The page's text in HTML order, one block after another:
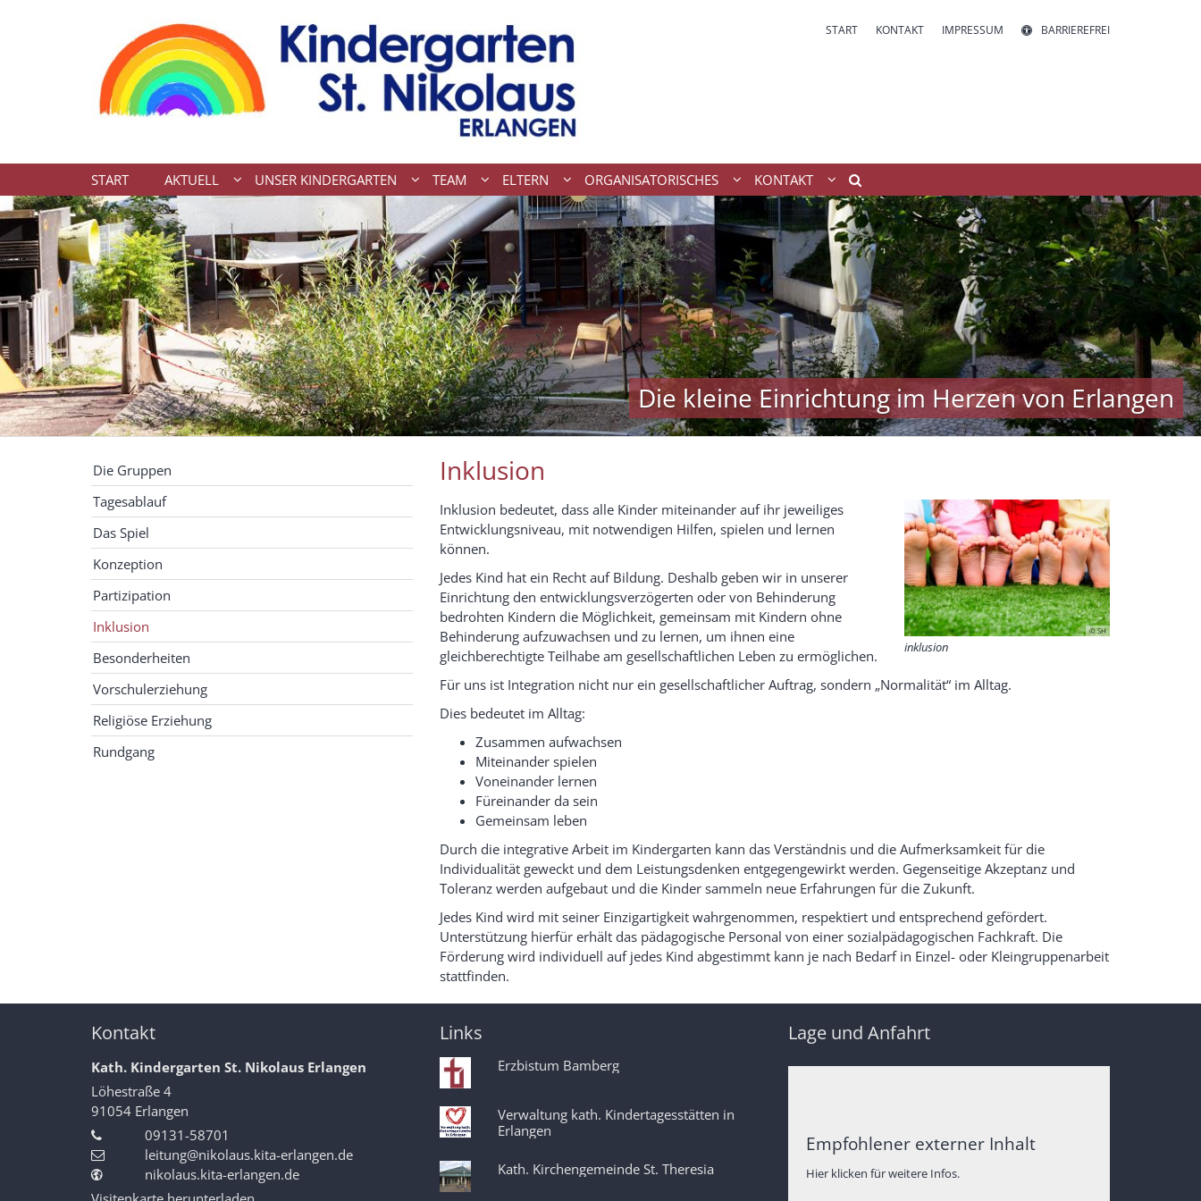
START KONTAKT IMPRESSUM BARRIEREFREI
START AKTUELL UNSER KINDERGARTEN TEAM ELTERN ORGANISATORISCHES KONTAKT
Die kleine Einrichtung im Herzen von Erlangen
Inklusion
© SH
inklusion
Inklusion bedeutet, dass alle Kinder miteinander auf ihr jeweiliges
Entwicklungsniveau, mit notwendigen Hilfen, spielen und lernen
können.
Jedes Kind hat ein Recht auf Bildung. Deshalb geben wir in unserer
Einrichtung den entwicklungsverzögerten oder von Behinderung
bedrohten Kindern die Möglichkeit, gemeinsam mit Kindern ohne
Behinderung aufzuwachsen und zu lernen, um ihnen eine
gleichberechtigte Teilhabe am gesellschaftlichen Leben zu ermöglichen.
Für uns ist Integration nicht nur ein gesellschaftlicher Auftrag, sondern „Normalität“ im Alltag.
Dies bedeutet im Alltag:
Zusammen aufwachsen
Miteinander spielen
Voneinander lernen
Füreinander da sein
Gemeinsam leben
Durch die integrative Arbeit im Kindergarten kann das Verständnis und die Aufmerksamkeit für die
Individualität geweckt und dem Leistungsdenken entgegengewirkt werden. Gegenseitige Akzeptanz und
Toleranz werden aufgebaut und die Kinder sammeln neue Erfahrungen für die Zukunft.
Jedes Kind wird mit seiner Einzigartigkeit wahrgenommen, respektiert und entsprechend gefördert.
Unterstützung hierfür erhält das pädagogische Personal von einer sozialpädagogischen Fachkraft. Die
Förderung wird individuell auf jedes Kind abgestimmt kann je nach Bedarf in Einzel- oder Kleingruppenarbeit
stattfinden.
Die Gruppen
Tagesablauf
Das Spiel
Konzeption
Partizipation
Inklusion
Besonderheiten
Vorschulerziehung
Religiöse Erziehung
Rundgang
Kontakt
Kath. Kindergarten St. Nikolaus Erlangen
Löhestraße 4
91054 Erlangen
09131-58701
leitung@nikolaus.kita-erlangen.de
nikolaus.kita-erlangen.de
Links
Erzbistum Bamberg
Verwaltung kath. Kindertagesstätten in
Erlangen
Kath. Kirchengemeinde St. Theresia
Lage und Anfahrt
Empfohlener externer Inhalt
Hier klicken für weitere Infos.